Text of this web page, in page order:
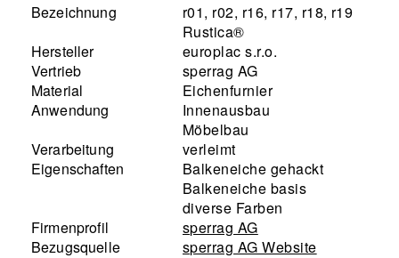
Bezeichnung
r01, r02, r16, r17, r18, r19
Rustica®
Hersteller
europlac s.r.o.
Vertrieb
sperrag AG
Material
Eichenfurnier
Anwendung
Innenausbau
Möbelbau
Verarbeitung
verleimt
Eigenschaften
Balkeneiche gehackt
Balkeneiche basis
diverse Farben
Firmenprofil
sperrag AG
Bezugsquelle
sperrag AG Website